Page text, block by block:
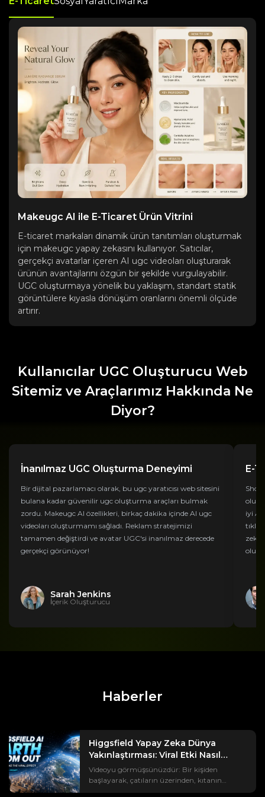
Makeugc AI ile E-Ticaret Ürün Vitrini
E-ticaret markaları dinamik ürün tanıtımları oluşturmak
için makeugc yapay zekasını kullanıyor. Satıcılar,
gerçekçi avatarlar içeren AI ugc videoları oluşturarak
ürünün avantajlarını özgün bir şekilde vurgulayabilir.
UGC oluşturmaya yönelik bu yaklaşım, standart statik
görüntülere kıyasla dönüşüm oranlarını önemli ölçüde
artırır.
Kullanıcılar UGC Oluşturucu Web
Sitemiz ve Araçlarımız Hakkında Ne
Diyor?
İnanılmaz UGC Oluşturma Deneyimi
Bir dijital pazarlamacı olarak, bu ugc yaratıcısı web sitesini
bulana kadar güvenilir ugc oluşturma araçları bulmak
zordu. Makeugc AI özellikleri, birkaç dakika içinde AI ugc
videoları oluşturmamı sağladı. Reklam stratejimizi
tamamen değiştirdi ve avatar UGC'si inanılmaz derecede
gerçekçi görünüyor!
Sarah Jenkins
İçerik Oluşturucu
E-
iyi AI
Haberler
Higgsfield Yapay Zeka Dünya
Yakınlaştırması: Viral Etki Nasıl
Oluşturulur?
Videoyu görmüşsünüzdür: Bir kişiden
başlayarak, çatıların üzerinden, kıtanın
üzerinden, uzayda asılı duran Dünya'ya kadar